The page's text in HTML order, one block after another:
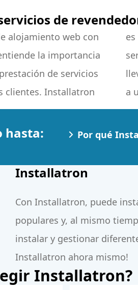
de
alojamiento web con
la importancia
de servicios
clientes. Installatron
perfecto para sus
permitiéndole
de alojamiento web
a
hasta: Por qué
Installatron
Con Installatron, puede
populares y, al mismo
instalar y gestionar
Installatron ahora mismo!
Installatron?